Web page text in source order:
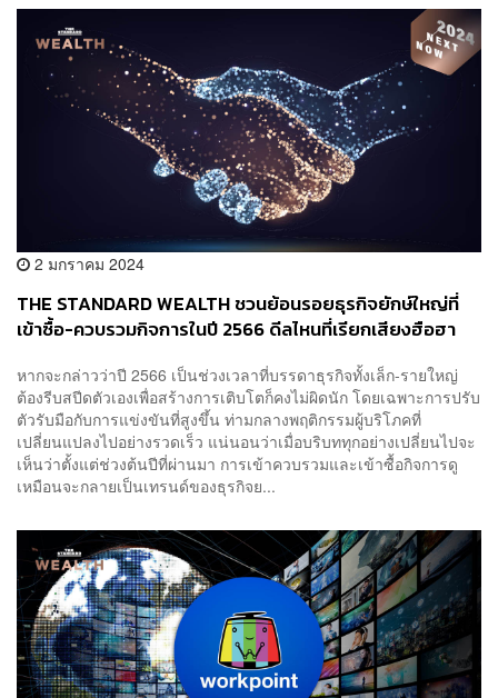
2 มกราคม 2024
THE STANDARD WEALTH ชวนย้อนรอยธุรกิจยักษ์ใหญ่ที่
เข้าซื้อ-ควบรวมกิจการในปี 2566 ดีลไหนที่เรียกเสียงฮือฮา
หากจะกล่าวว่าปี 2566 เป็นช่วงเวลาที่บรรดาธุรกิจทั้งเล็ก-รายใหญ่
ต้องรีบสปีดตัวเองเพื่อสร้างการเติบโตก็คงไม่ผิดนัก โดยเฉพาะการปรับ
ตัวรับมือกับการแข่งขันที่สูงขึ้น ท่ามกลางพฤติกรรมผู้บริโภคที่
เปลี่ยนแปลงไปอย่างรวดเร็ว แน่นอนว่าเมื่อบริบททุกอย่างเปลี่ยนไปจะ
เห็นว่าตั้งแต่ช่วงต้นปีที่ผ่านมา การเข้าควบรวมและเข้าซื้อกิจการดู
เหมือนจะกลายเป็นเทรนด์ของธุรกิจย...